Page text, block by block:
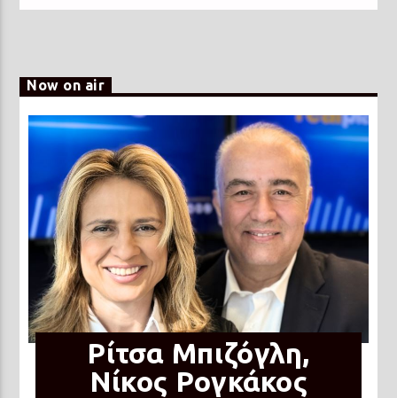
Now on air
Ρίτσα Μπιζόγλη,
Νίκος Ρογκάκος